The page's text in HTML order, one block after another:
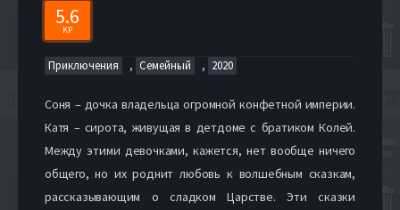
5.6
KP
Приключения , Семейный , 2020
Соня – дочка владельца огромной конфетной империи.
Катя – сирота, живущая в детдоме с братиком Колей.
Между этими девочками, кажется, нет вообще ничего
общего, но их роднит любовь к волшебным сказкам,
рассказывающим о сладком Царстве. Эти сказки